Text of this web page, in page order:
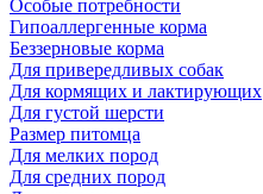
Особые потребности
Гипоаллергенные корма
Беззерновые корма
Для привередливых собак
Для кормящих и лактирующих
Для густой шерсти
Размер питомца
Для мелких пород
Для средних пород